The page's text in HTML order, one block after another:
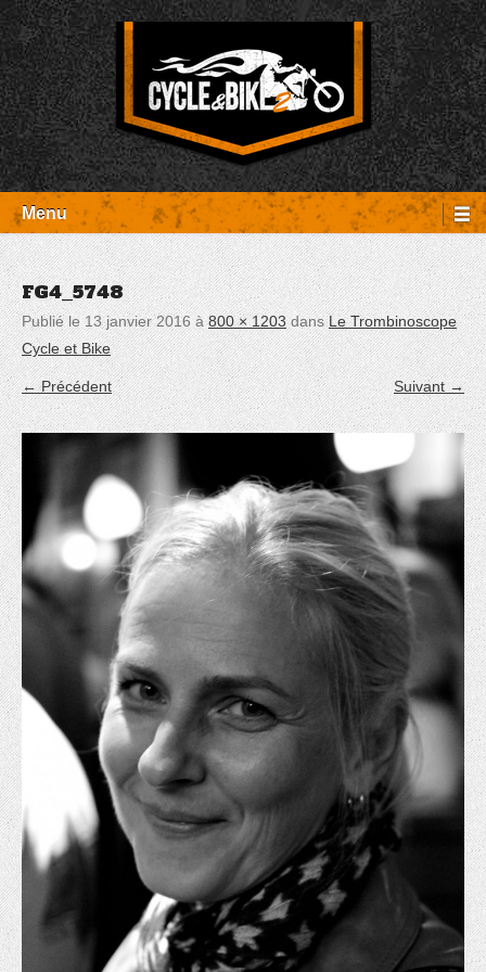
Aller
au
contenu
Cycle et Bike
Entretien Harley-Davidson, préparation et custom, boutique, pièces
détachées Rambouillet
Menu
FG4_5748
Publié le 13 janvier 2016 à800 × 1203dansLe Trombinoscope
Cycle et Bike
← Précédent Suivant →
Panneau de gestion des cookies